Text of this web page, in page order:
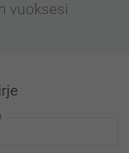
vuoksesi